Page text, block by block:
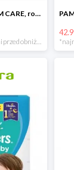
PAMPERS PREMIUM CARE, rozmiar 3, 60 pieluszki, 6kg-10kg